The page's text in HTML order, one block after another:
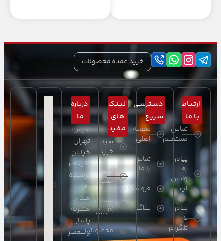
خرید عمده محصولات
ارتـبـاط
بـا مـا
تماس
مستقیم
پیام
به
واتس
اپ
پیام
به
تلگرام
دسـتـرسـی
سـریـع
صفحه
اصلی
تماس
با ما
فروشگاه
بــلاگ
لـیـنـک
هـای
مـفـید
سبد
خرید
تسویه
حساب
حساب
کاربری
محصولات
دربـاره
مـا
آدرس:
تهران
خیابان
ولیعصر
نرسیده
به
میدان
منیریه
پاساژ
ولیعصر